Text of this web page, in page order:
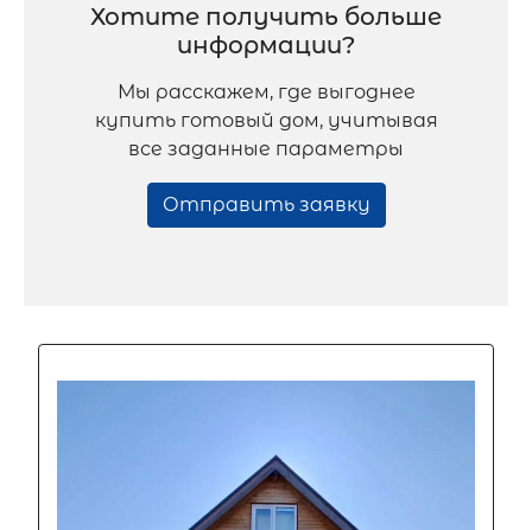
Хотите получить больше
информации?
Мы расскажем, где выгоднее
купить готовый дом, учитывая
все заданные параметры
Отправить заявку